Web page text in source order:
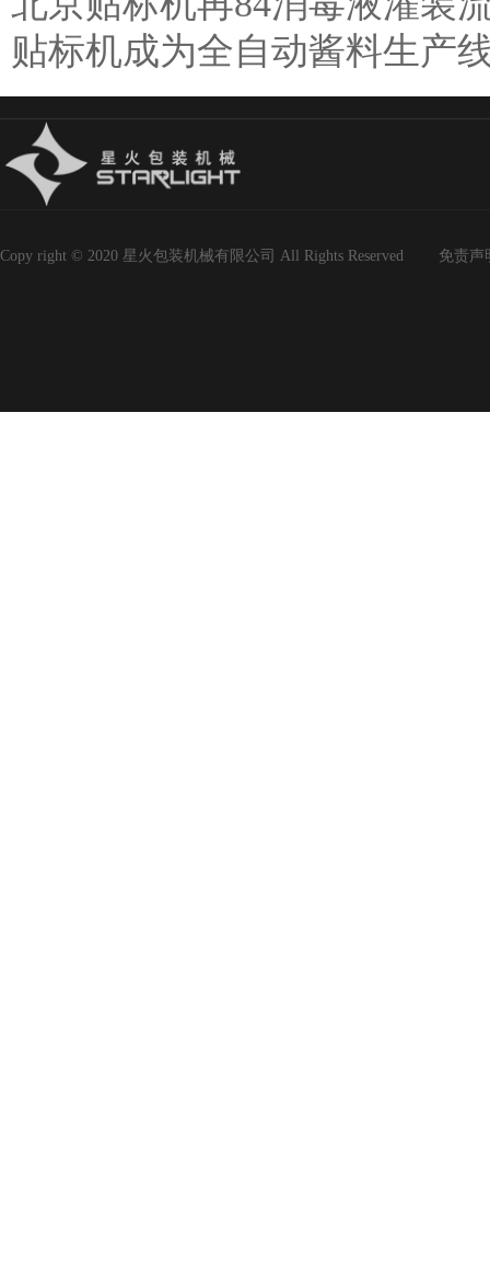
贴标机成为全自动酱料生产
Copy right © 2020 星火包装机械有限公司 All Rights Reserved 免责声